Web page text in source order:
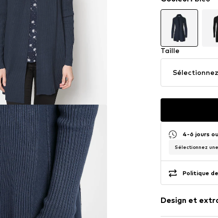
Taille
4-6 jours
Sélectionnez
Politique
Design et